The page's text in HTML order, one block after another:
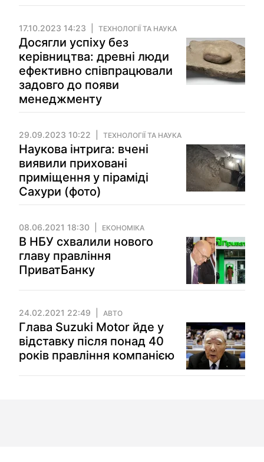
17.10.2023 14:23 ТЕХНОЛОГІЇ ТА НАУКА
Досягли успіху без
керівництва: древні люди
ефективно співпрацювали
задовго до появи
менеджменту
29.09.2023 10:22 ТЕХНОЛОГІЇ ТА НАУКА
Наукова інтрига: вчені
виявили приховані
приміщення у піраміді
Сахури (фото)
08.06.2021 18:30 ЕКОНОМІКА
В НБУ схвалили нового
главу правління
ПриватБанку
24.02.2021 22:49 АВТО
Глава Suzuki Motor йде у
відставку після понад 40
років правління компанією